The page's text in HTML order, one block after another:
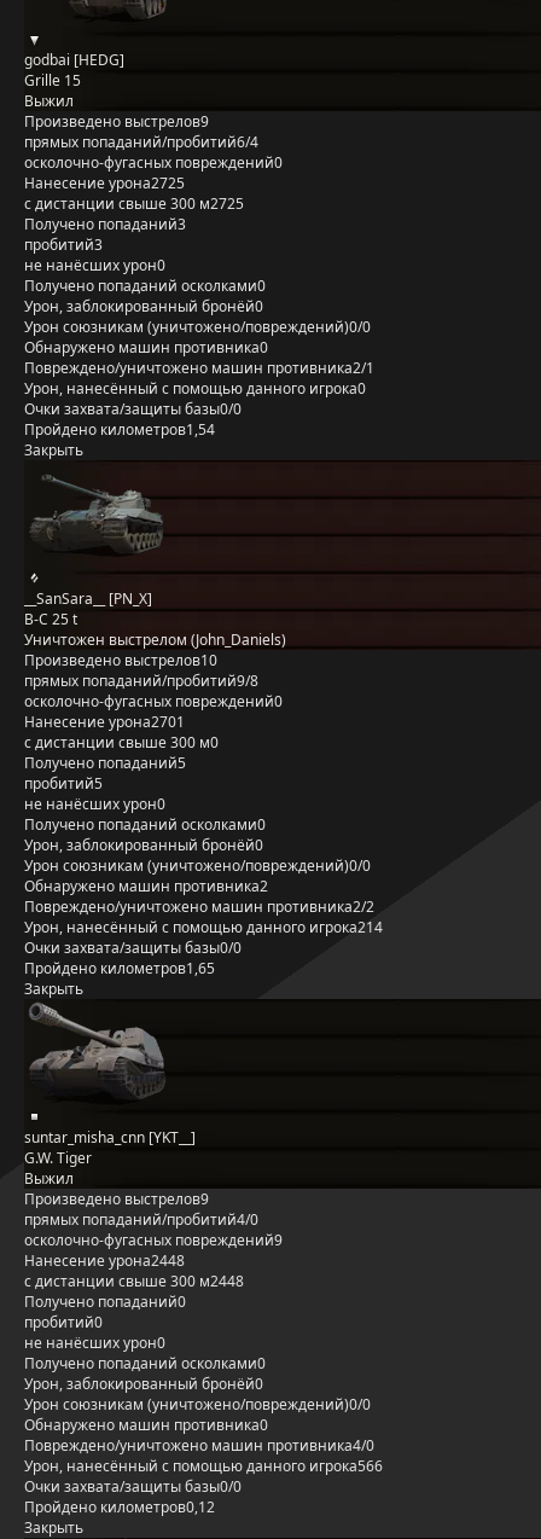
godbai [HEDG]
Grille 15
Выжил
Произведено выстрелов9
прямых попаданий/пробитий6/4
осколочно-фугасных повреждений0
Нанесение урона2725
с дистанции свыше 300 м2725
Получено попаданий3
пробитий3
не нанёсших урон0
Получено попаданий осколками0
Урон, заблокированный бронёй0
Урон союзникам (уничтожено/повреждений)0/0
Обнаружено машин противника0
Повреждено/уничтожено машин противника2/1
Урон, нанесённый с помощью данного игрока0
Очки захвата/защиты базы0/0
Пройдено километров1,54
Закрыть
__SanSara__ [PN_X]
B-C 25 t
Уничтожен выстрелом (John_Daniels)
Произведено выстрелов10
прямых попаданий/пробитий9/8
осколочно-фугасных повреждений0
Нанесение урона2701
с дистанции свыше 300 м0
Получено попаданий5
пробитий5
не нанёсших урон0
Получено попаданий осколками0
Урон, заблокированный бронёй0
Урон союзникам (уничтожено/повреждений)0/0
Обнаружено машин противника2
Повреждено/уничтожено машин противника2/2
Урон, нанесённый с помощью данного игрока214
Очки захвата/защиты базы0/0
Пройдено километров1,65
Закрыть
suntar_misha_cnn [YKT__]
G.W. Tiger
Выжил
Произведено выстрелов9
прямых попаданий/пробитий4/0
осколочно-фугасных повреждений9
Нанесение урона2448
с дистанции свыше 300 м2448
Получено попаданий0
пробитий0
не нанёсших урон0
Получено попаданий осколками0
Урон, заблокированный бронёй0
Урон союзникам (уничтожено/повреждений)0/0
Обнаружено машин противника0
Повреждено/уничтожено машин противника4/0
Урон, нанесённый с помощью данного игрока566
Очки захвата/защиты базы0/0
Пройдено километров0,12
Закрыть